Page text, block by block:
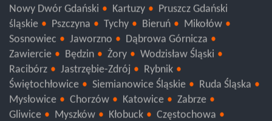
Lębork
Bytów Wejherowo
Puck
Nowy Dwór Gdański
Kartuzy
Pruszcz Gdański
śląskie
Pszczyna Tychy Bieruń
Mikołów
Sosnowiec
Jaworzno
Dąbrowa Górnicza
Zawiercie
Będzin Żory
Wodzisław Śląski
Racibórz
Jastrzębie-Zdrój
Rybnik
Świętochłowice
Siemianowice Śląskie
Ruda Śląska
Mysłowice
Chorzów Katowice
Zabrze